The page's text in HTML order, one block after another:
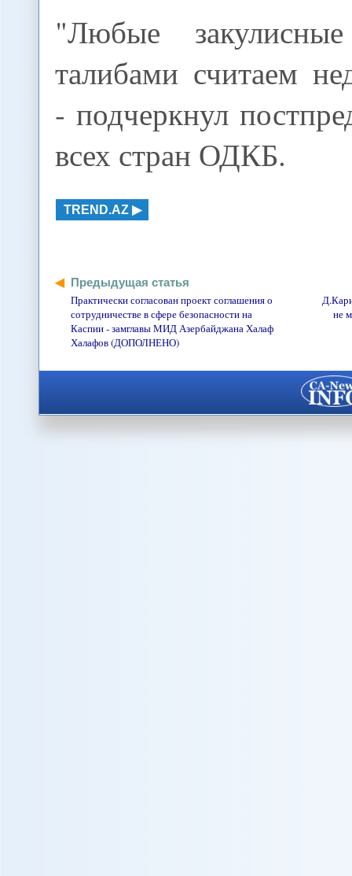
"Любые
талибами считаем
- подчеркнул
всех стран ОДКБ.
TREND.AZ
Предыдущая статья
Практически согласован проект соглашения о
сотрудничестве в сфере безопасности на
Каспии - замглавы МИД Азербайджана Халаф
Халафов (ДОПОЛНЕНО)
не